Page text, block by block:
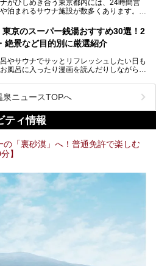
がひしめき合う東京都内には、24時間営
泊まれるサウナ施設が数多くあります。
る「サ旅」や自分へのご褒美のための宿泊な
なタイミングで好きなだけサ活ができるのが
用施設だけでなく、カップルや女性に嬉し
えてきました。
めしたい施設14選をご紹介します。
。
東京のスーパー銭湯おすすめ30選！2
絶景など目的別に厳選紹介
やサウナでサッとリフレッシュしたい日も
風呂に入ったり漫画を読んだりしながら一
してしまい、「このまま朝までゆっくりでき
と探した経験がある人も多いのではないで
、東京でおすすめのスーパー銭湯を、目的
できる施設や、1,000円以下で楽しめる安
休日レジャーにもぴったりなエンタメ要素
ど、利用のシーンに合わせて参考にしてく
泉ニュースTOPへ
ティ情報
の「裏砂漠」へ！普通免許で楽しむ
】